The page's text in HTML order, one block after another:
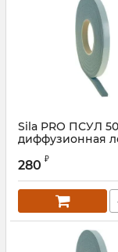
Sila PRO ПСУЛ
диффузионная
280 ₽